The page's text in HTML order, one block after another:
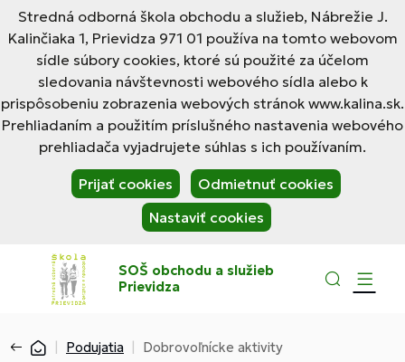
Stredná odborná škola obchodu a služieb, Nábrežie J.
Kalinčiaka 1, Prievidza 971 01 používa na tomto webovom
sídle súbory cookies, ktoré sú použité za účelom
sledovania návštevnosti webového sídla alebo k
prispôsobeniu zobrazenia webových stránok www.kalina.sk.
Prehliadaním a použitím príslušného nastavenia webového
prehliadača vyjadrujete súhlas s ich používaním.
Prijať cookies
Odmietnuť cookies
Nastaviť cookies
SOŠ obchodu a služieb
Prievidza
Podujatia Dobrovoľnícke aktivity